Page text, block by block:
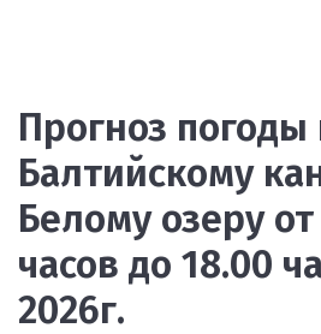
Прогноз погоды
Балтийскому
Белому озеру
часов до 18.00
2026г.